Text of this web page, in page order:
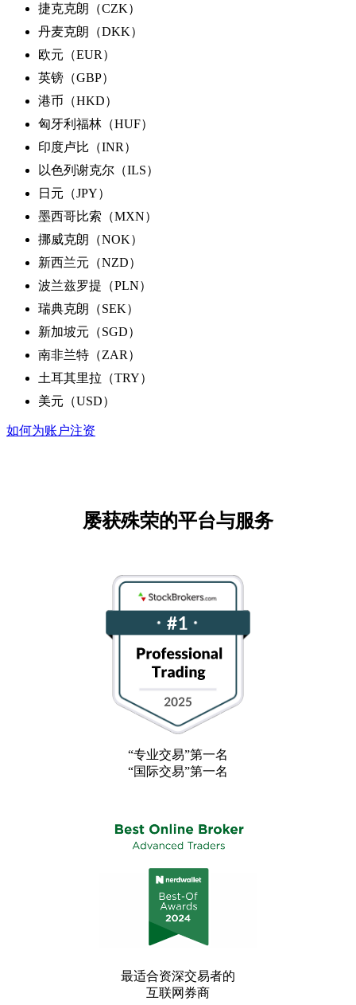
捷克克朗（CZK）
丹麦克朗（DKK）
欧元（EUR）
英镑（GBP）
港币（HKD）
匈牙利福林（HUF）
印度卢比（INR）
以色列谢克尔（ILS）
日元（JPY）
墨西哥比索（MXN）
挪威克朗（NOK）
新西兰元（NZD）
波兰兹罗提（PLN）
瑞典克朗（SEK）
新加坡元（SGD）
南非兰特（ZAR）
土耳其里拉（TRY）
美元（USD）
如何为账户注资
屡获殊荣的平台与服务
“专业交易”第一名
“国际交易”第一名
最适合资深交易者的
互联网券商